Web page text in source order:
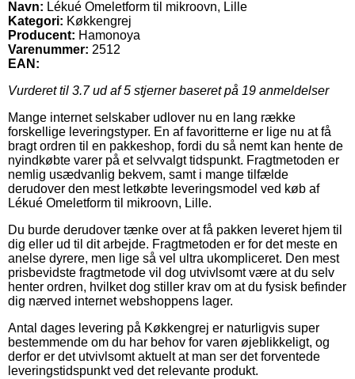
Navn: Lékué Omeletform til mikroovn, Lille
Kategori: Køkkengrej
Producent: Hamonoya
Varenummer: 2512
EAN:
Vurderet til 3.7ud af 5 stjerner baseret på 19 anmeldelser
Mange internet selskaber udlover nu en lang række
forskellige leveringstyper. En af favoritterne er lige nu at få
bragt ordren til en pakkeshop, fordi du så nemt kan hente de
nyindkøbte varer på et selvvalgt tidspunkt. Fragtmetoden er
nemlig usædvanlig bekvem, samt i mange tilfælde
derudover den mest letkøbte leveringsmodel ved køb af
Lékué Omeletform til mikroovn, Lille.
Du burde derudover tænke over at få pakken leveret hjem til
dig eller ud til dit arbejde. Fragtmetoden er for det meste en
anelse dyrere, men lige så vel ultra ukompliceret. Den mest
prisbevidste fragtmetode vil dog utvivlsomt være at du selv
henter ordren, hvilket dog stiller krav om at du fysisk befinder
dig nærved internet webshoppens lager.
Antal dages levering på Køkkengrej er naturligvis super
bestemmende om du har behov for varen øjeblikkeligt, og
derfor er det utvivlsomt aktuelt at man ser det forventede
leveringstidspunkt ved det relevante produkt.